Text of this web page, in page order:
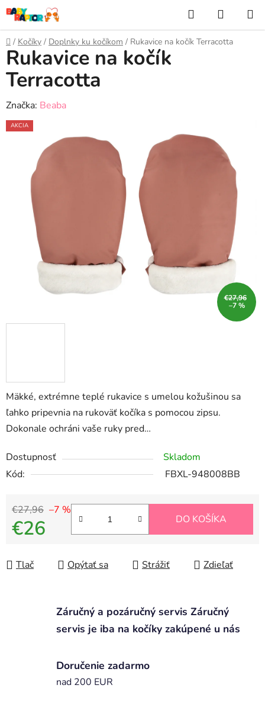
Prejsť
na
obsah
Hľadať
KOŠÍK
Domov
/ Kočíky / Doplnky ku kočíkom / Rukavice na kočík Terracotta
Mäkké, extrémne teplé rukavice s umelou kožušinou sa
ľahko pripevnia na rukoväť kočíka s pomocou zipsu.
Dokonale ochráni vaše ruky pred…
Dostupnosť
Skladom
Kód:
FBXL-948008BB
€27,96 –7 %
€26 DO KOŠÍKA
Tlač Opýtať sa Strážiť Zdieľať
Rukavice na kočík
Terracotta
Značka: Beaba
AKCIA
€27,96
–7 %
Záručný a pozáručný servis Záručný
servis je iba na kočíky zakúpené u nás
Doručenie zadarmo
nad 200 EUR